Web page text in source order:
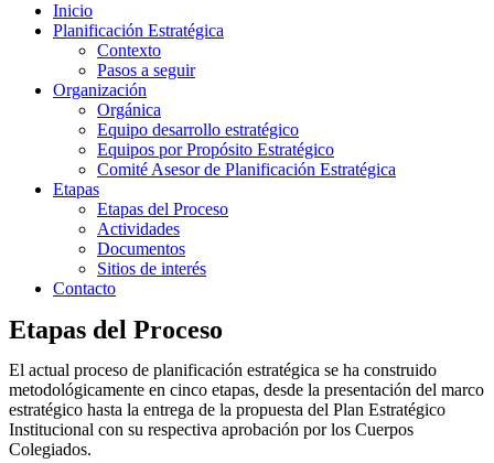
Inicio
Planificación Estratégica
Contexto
Pasos a seguir
Organización
Orgánica
Equipo desarrollo estratégico
Equipos por Propósito Estratégico
Comité Asesor de Planificación Estratégica
Etapas
Etapas del Proceso
Actividades
Documentos
Sitios de interés
Contacto
Etapas del Proceso
El actual proceso de planificación estratégica se ha construido
metodológicamente en cinco etapas, desde la presentación del marco
estratégico hasta la entrega de la propuesta del Plan Estratégico
Institucional con su respectiva aprobación por los Cuerpos
Colegiados.